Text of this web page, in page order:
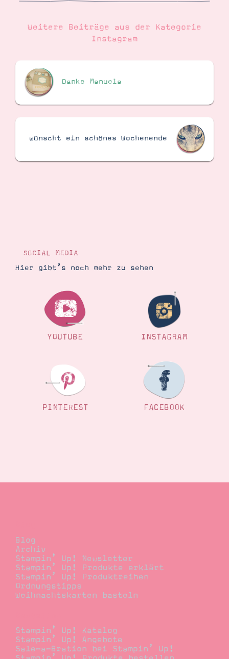
Weitere Beiträge aus der Kategorie
Instagram
Danke Manuela
wünscht ein schönes Wochenende
SOCIAL MEDIA
Hier gibt’s noch mehr zu sehen
YOUTUBE INSTAGRAM
PINTEREST FACEBOOK
Blog
Archiv
Stampin’ Up! Newsletter
Stampin’ Up! Produkte erklärt
Stampin’ Up! Produktreihen
Ordnungstipps
Weihnachtskarten basteln
Stampin’ Up! Katalog
Stampin’ Up! Angebote
Sale-a-Bration bei Stampin’ Up!